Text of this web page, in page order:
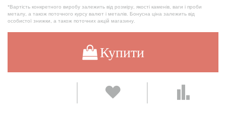
*Вартість конкретного виробу залежить від розміру, якості каменів, ваги і проби
металу, а також поточного курсу валют і металів. Бонусна ціна залежить від
особистої знижки, а також поточних акцій магазину.
Купити